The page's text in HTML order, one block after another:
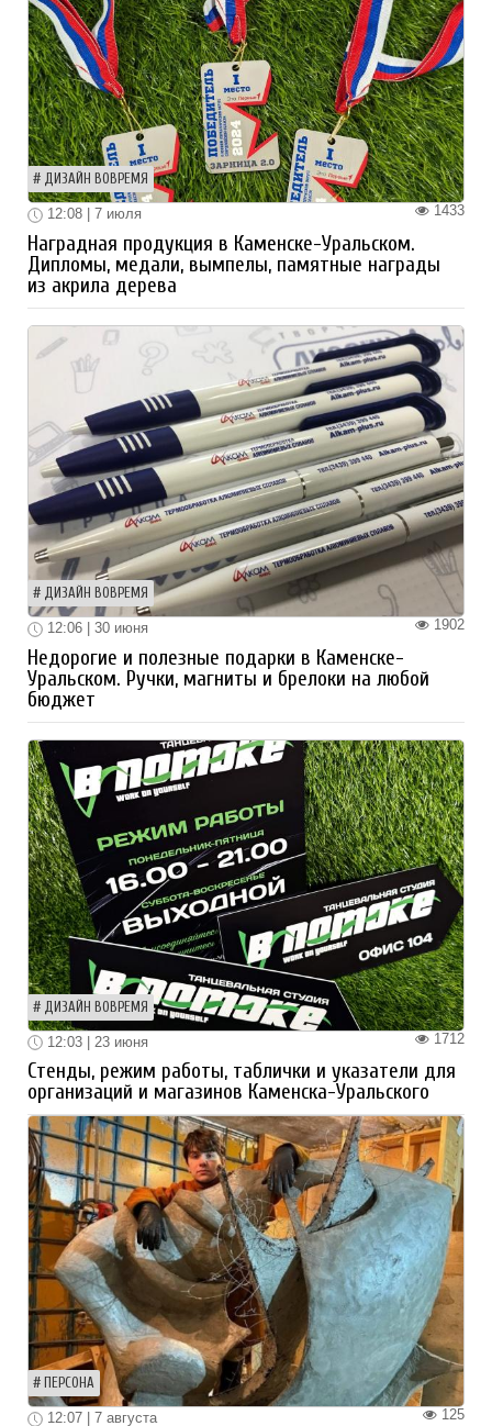
ДИЗАЙН ВОВРЕМЯ
1433
12:08 | 7 июля
Наградная продукция в Каменске-Уральском.
Дипломы, медали, вымпелы, памятные награды
из акрила дерева
ДИЗАЙН ВОВРЕМЯ
1902
12:06 | 30 июня
Недорогие и полезные подарки в Каменске-
Уральском. Ручки, магниты и брелоки на любой
бюджет
ДИЗАЙН ВОВРЕМЯ
1712
12:03 | 23 июня
Стенды, режим работы, таблички и указатели для
организаций и магазинов Каменска-Уральского
ПЕРСОНА
125
12:07 | 7 августа